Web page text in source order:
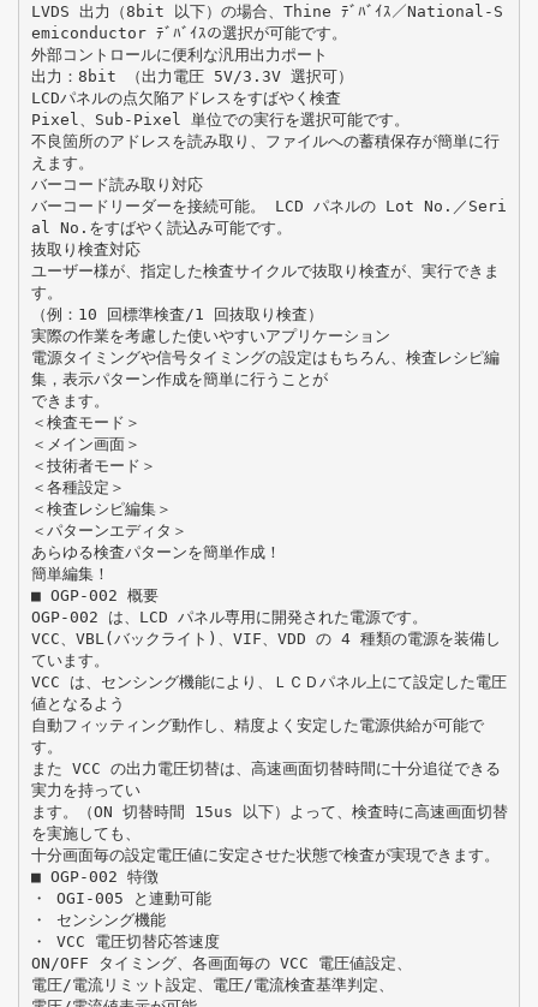
LVDS 出力（8bit 以下）の場合、Thine ﾃﾞﾊﾞｲｽ／National-S
emiconductor ﾃﾞﾊﾞｲｽの選択が可能です。
外部コントロールに便利な汎用出力ポート
出力：8bit （出力電圧 5V/3.3V 選択可）
LCDパネルの点欠陥アドレスをすばやく検査
Pixel、Sub-Pixel 単位での実行を選択可能です。
不良箇所のアドレスを読み取り、ファイルへの蓄積保存が簡単に行
えます。
バーコード読み取り対応
バーコードリーダーを接続可能。 LCD パネルの Lot No.／Seri
al No.をすばやく読込み可能です。
抜取り検査対応
ユーザー様が、指定した検査サイクルで抜取り検査が、実行できま
す。
（例：10 回標準検査/1 回抜取り検査）
実際の作業を考慮した使いやすいアプリケーション
電源タイミングや信号タイミングの設定はもちろん、検査レシピ編
集，表示パターン作成を簡単に行うことが
できます。
＜検査モード＞
＜メイン画面＞
＜技術者モード＞
＜各種設定＞
＜検査レシピ編集＞
＜パターンエディタ＞
あらゆる検査パターンを簡単作成！
簡単編集！
■ OGP-002 概要
OGP-002 は、LCD パネル専用に開発された電源です。
VCC、VBL(バックライト)、VIF、VDD の 4 種類の電源を装備し
ています。
VCC は、センシング機能により、ＬＣＤパネル上にて設定した電圧
値となるよう
自動フィッティング動作し、精度よく安定した電源供給が可能で
す。
また VCC の出力電圧切替は、高速画面切替時間に十分追従できる
実力を持ってい
ます。（ON 切替時間 15us 以下）よって、検査時に高速画面切替
を実施しても、
十分画面毎の設定電圧値に安定させた状態で検査が実現できます。
■ OGP-002 特徴
・ OGI-005 と連動可能
・ センシング機能
・ VCC 電圧切替応答速度
ON/OFF タイミング、各画面毎の VCC 電圧値設定、
電圧/電流リミット設定、電圧/電流検査基準判定、